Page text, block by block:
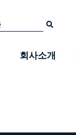
회사소개